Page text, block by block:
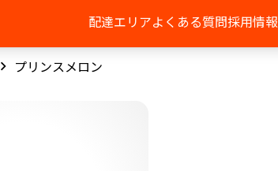
配達エリアよくある質問採用情報
プリンスメロン